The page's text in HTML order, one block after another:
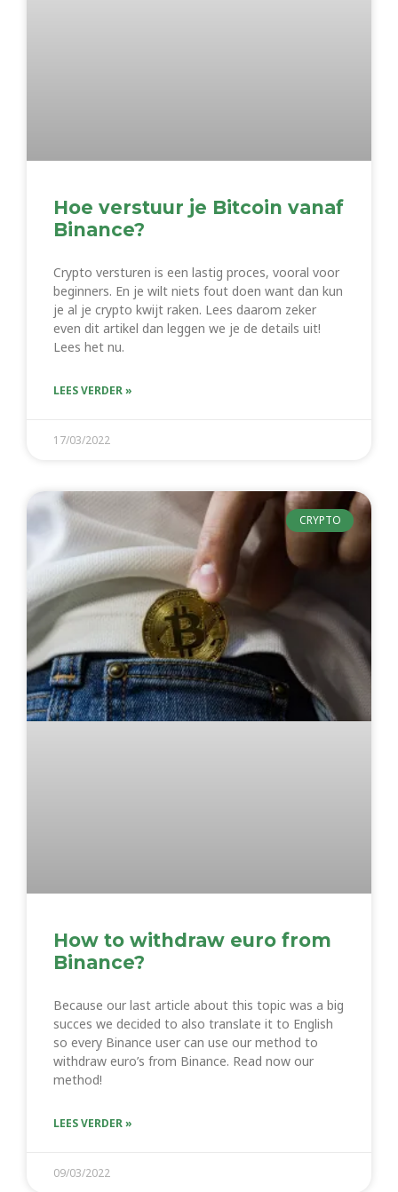
Hoe verstuur je Bitcoin vanaf
Binance?
Crypto versturen is een lastig proces, vooral voor
beginners. En je wilt niets fout doen want dan kun
je al je crypto kwijt raken. Lees daarom zeker
even dit artikel dan leggen we je de details uit!
Lees het nu.
LEES VERDER »
17/03/2022
CRYPTO
How to withdraw euro from
Binance?
Because our last article about this topic was a big
succes we decided to also translate it to English
so every Binance user can use our method to
withdraw euro’s from Binance. Read now our
method!
LEES VERDER »
09/03/2022